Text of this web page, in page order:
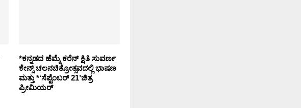
*ಕನ್ನಡದ ಹೆಮ್ಮೆ ಕರೆನ್ ಕ್ಷಿತಿ ಸುವರ್ಣ
ಕೇನ್ಸ್ ಚಲನಚಿತ್ರೋತ್ಸವದಲ್ಲಿ ಭಾಷಣ
ಮತ್ತು *‘ಸೆಪ್ಟೆಂಬರ್ 21’ಚಿತ್ರ
ಪ್ರೀಮಿಯರ್